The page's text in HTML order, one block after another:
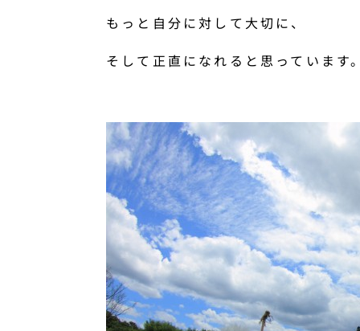
もっと自分に対して大切に、
そして正直になれると思っています